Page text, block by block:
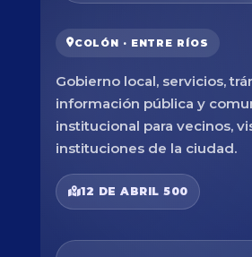
COLÓN · ENTRE RÍOS
Gobierno local, servicios,
información pública y
institucional para vecinos,
instituciones de la ciudad.
12 DE ABRIL 500